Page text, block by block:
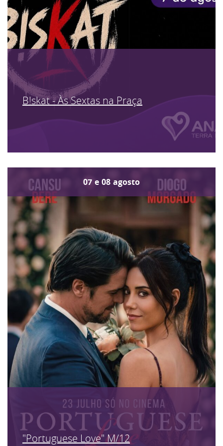
B!skat - Às Sextas na Praça
07 e 08 agosto
"Portuguese Love" M/12